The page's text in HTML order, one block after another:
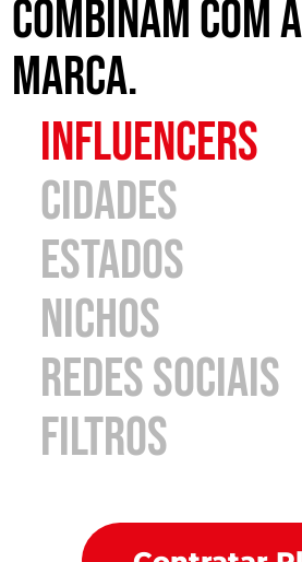
combinam com
marca.
influencers
cidades
estados
nichos
redes sociais
filtros